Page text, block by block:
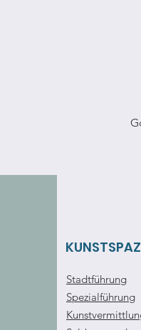
Stadtführung
Spezialführung